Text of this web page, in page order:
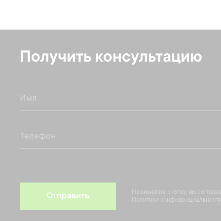
Получить консультацию
Отправить
Нажимая на кнопку, вы
Политики конфиденциальности.